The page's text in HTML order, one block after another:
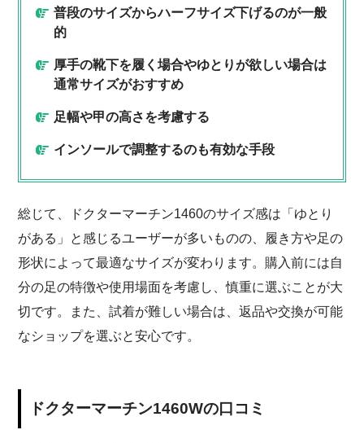
普段のサイズからハーフサイズ下げるのが一般
的
厚手の靴下を履く場合やゆとりが欲しい場合は
通常サイズがおすすめ
足幅や甲の高さを考慮する
インソールで調整するのも有効な手段
総じて、ドクターマーチン1460のサイズ感は「ゆとり
がある」と感じるユーザーが多いものの、履き方や足の
形状によって最適なサイズが変わります。購入前には自
分の足の特徴や使用場面を考慮し、慎重に選ぶことが大
切です。また、試着が難しい場合は、返品や交換が可能
なショップを選ぶと安心です。
ドクターマーチン1460Wの口コミ